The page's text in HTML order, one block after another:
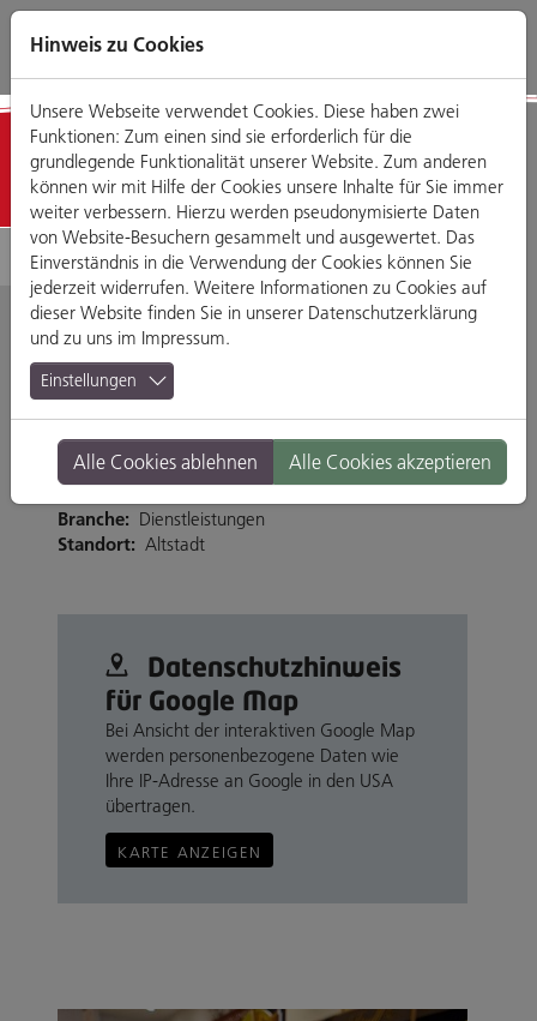
Direkt
zum
Zum
Hauptmenü
Zum
Footermenü
Zur
Website-
Detailansicht
Friseursalon
Haareszeit
Tändlergasse 12, 93047 Regensburg
Branche: Dienstleistungen
Standort: Altstadt
Datenschutz­hinweis
für Google Map
Bei Ansicht der interaktiven Google Map
werden personenbezogene Daten wie
Ihre IP-Adresse an Google in den USA
übertragen.
KARTE ANZEIGEN
Hinweis zu Cookies
Unsere Webseite verwendet Cookies. Diese haben zwei
Funktionen: Zum einen sind sie erforderlich für die
grundlegende Funktionalität unserer Website. Zum anderen
können wir mit Hilfe der Cookies unsere Inhalte für Sie immer
weiter verbessern. Hierzu werden pseudonymisierte Daten
von Website-Besuchern gesammelt und ausgewertet. Das
Einverständnis in die Verwendung der Cookies können Sie
jederzeit widerrufen. Weitere Informationen zu Cookies auf
dieser Website finden Sie in unserer Datenschutzerklärung
und zu uns im Impressum.
Einstellungen
Alle Cookies ablehnen Alle Cookies akzeptieren